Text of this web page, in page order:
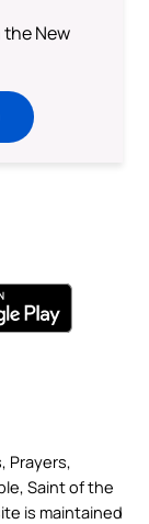
the New
Prayers,
Saint of the
is maintained